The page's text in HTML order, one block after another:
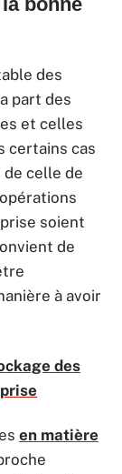
des
part des
et celles
certains cas
celle de
soient
de
à avoir
des
en matière